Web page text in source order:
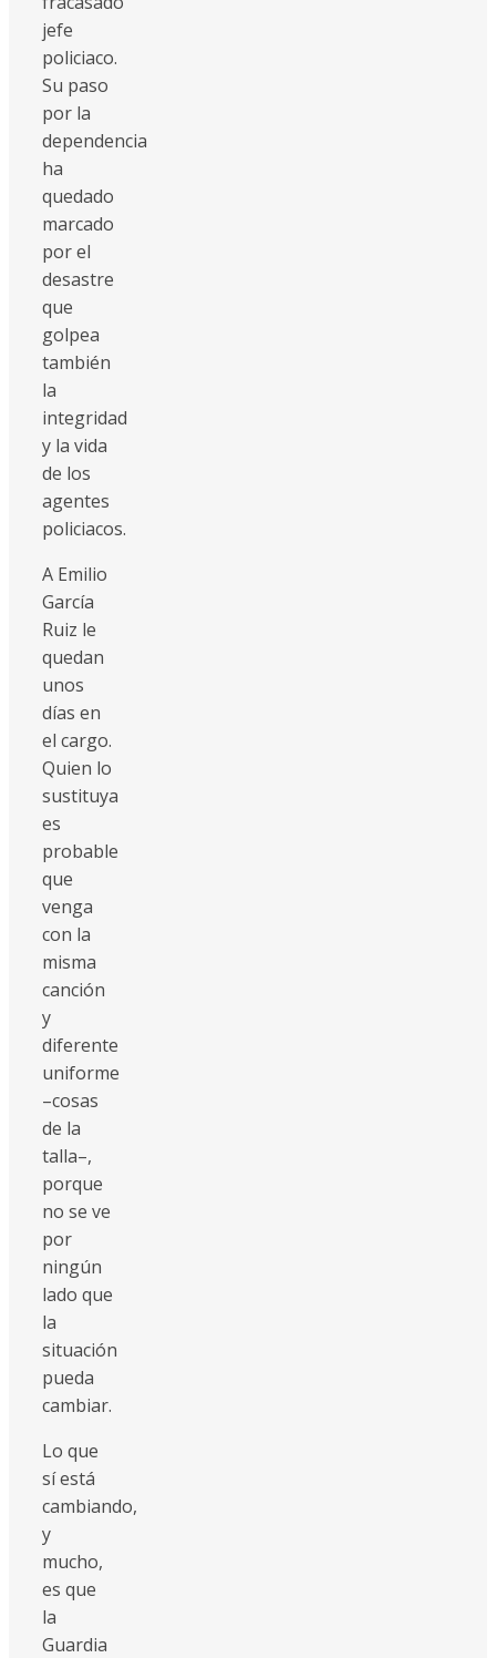
jefe
policiaco.
Su paso
por la
dependencia
ha
quedado
marcado
por el
desastre
que
golpea
también
la
integridad
y la vida
de los
agentes
policiacos.
A Emilio
García
Ruiz le
quedan
unos
días en
el cargo.
Quien lo
sustituya
es
probable
que
venga
con la
misma
canción
y
diferente
uniforme
–cosas
de la
talla–,
porque
no se ve
por
ningún
lado que
la
situación
pueda
cambiar.
Lo que
sí está
cambiando,
y
mucho,
es que
la
Guardia